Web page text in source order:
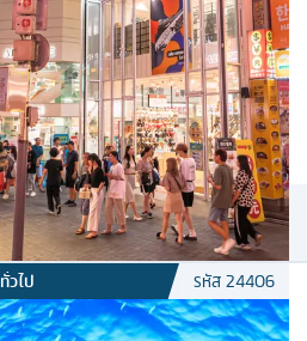
ทั่วไป รหัส24406